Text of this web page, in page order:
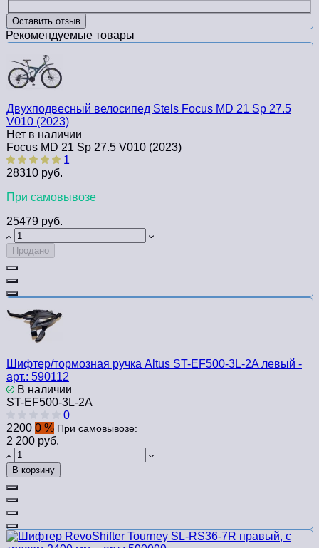
Оставить отзыв
Рекомендуемые товары
Двухподвесный велосипед Stels Focus MD 21 Sp 27.5
V010 (2023)
Нет в наличии
Focus MD 21 Sp 27.5 V010 (2023)
1
28310 руб.
При самовывозе
25479 руб.
Продано
Шифтер/тормозная ручка Altus ST-EF500-3L-2A левый -
арт.: 590112
В наличии
ST-EF500-3L-2A
0
2200 0 % При самовывозе:
2 200 руб.
В корзину